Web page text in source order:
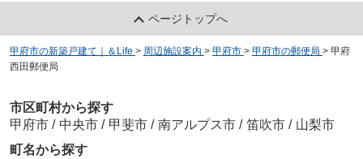
ページトップへ
甲府市の新築戸建て｜＆Life > 周辺施設案内 > 甲府市 > 甲府市の郵便局 > 甲府
西田郵便局
市区町村から探す
甲府市 / 中央市 / 甲斐市 / 南アルプス市 / 笛吹市 / 山梨市
町名から探す